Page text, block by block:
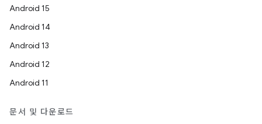
Android 15
Android 14
Android 13
Android 12
Android 11
문서 및 다운로드